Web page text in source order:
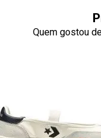
Quem gostou